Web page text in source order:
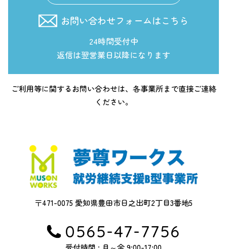
お問い合わせフォームはこちら
24時間受付中
返信は翌営業日以降になります
ご利用等に関するお問い合わせは、各事業所まで直接ご連絡
ください。
〒471-0075 愛知県豊田市日之出町2丁目3番地5
0565-47-7756